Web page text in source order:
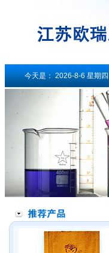
今天是：2026-8-6 星期四